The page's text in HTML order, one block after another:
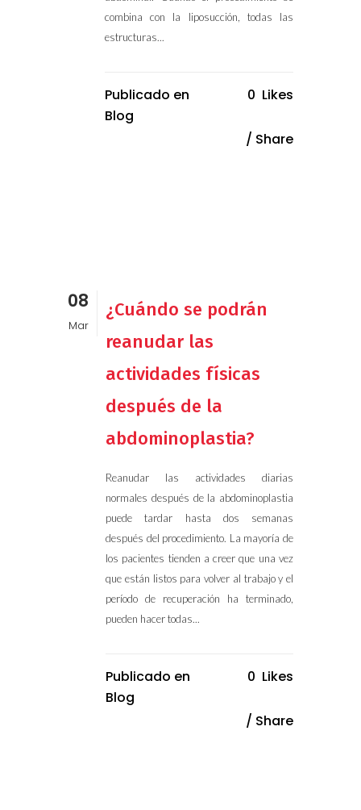
combina con la liposucción, todas las
estructuras...
Publicado en
Blog
0 Likes
Share
08
Mar
¿Cuándo se podrán
reanudar las
actividades físicas
después de la
abdominoplastia?
Reanudar las actividades diarias
normales después de la abdominoplastia
puede tardar hasta dos semanas
después del procedimiento. La mayoría de
los pacientes tienden a creer que una vez
que están listos para volver al trabajo y el
período de recuperación ha terminado,
pueden hacer todas...
Publicado en
Blog
0 Likes
Share